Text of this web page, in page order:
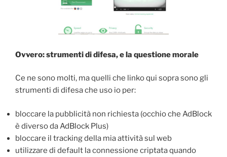
Ovvero: strumenti di difesa, e la questione morale
Ce ne sono molti, ma quelli che linko qui sopra sono gli
strumenti di difesa che uso io per:
bloccare la pubblicità non richiesta (occhio che AdBlock
è diverso da AdBlock Plus)
bloccare il tracking della mia attività sul web
utilizzare di default la connessione criptata quando